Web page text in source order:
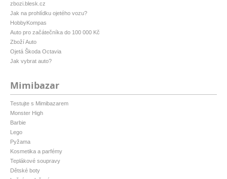
zbozi.blesk.cz
Jak na prohlídku ojetého vozu?
HobbyKompas
Auto pro začátečníka do 100 000 Kč
Zboží Auto
Ojetá Škoda Octavia
Jak vybrat auto?
Mimibazar
Testujte s Mimibazarem
Monster High
Barbie
Lego
Pyžama
Kosmetika a parfémy
Teplákové soupravy
Dětské boty